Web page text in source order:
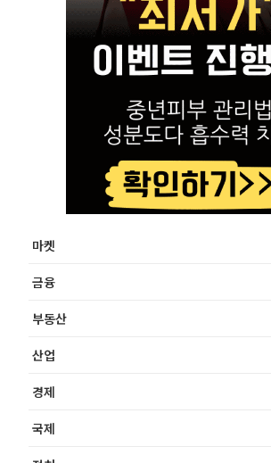
마켓
금융
부동산
산업
경제
국제